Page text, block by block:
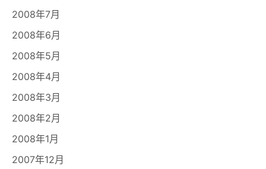
2008年7月
2008年6月
2008年5月
2008年4月
2008年3月
2008年2月
2008年1月
2007年12月